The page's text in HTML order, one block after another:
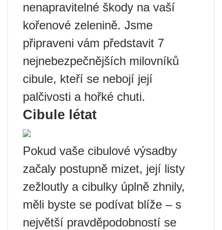
nenapravitelné škody na vaší
kořenové zelenině. Jsme
připraveni vám představit 7
nejnebezpečnějších milovníků
cibule, kteří se nebojí její
palčivosti a hořké chuti.
Cibule létat
Pokud vaše cibulové výsadby
začaly postupně mizet, její listy
zežloutly a cibulky úplně zhnily,
měli byste se podívat blíže – s
největší pravděpodobností se